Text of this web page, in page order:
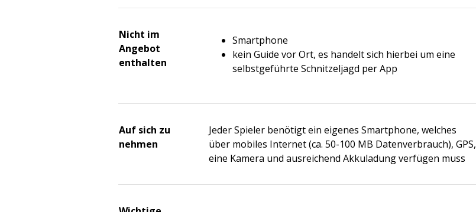
Nicht im
Angebot
enthalten
Smartphone
kein Guide vor Ort, es handelt sich hierbei um eine
selbstgeführte Schnitzeljagd per App
Auf sich zu
nehmen
Jeder Spieler benötigt ein eigenes Smartphone, welches
über mobiles Internet (ca. 50-100 MB Datenverbrauch), GPS,
eine Kamera und ausreichend Akkuladung verfügen muss